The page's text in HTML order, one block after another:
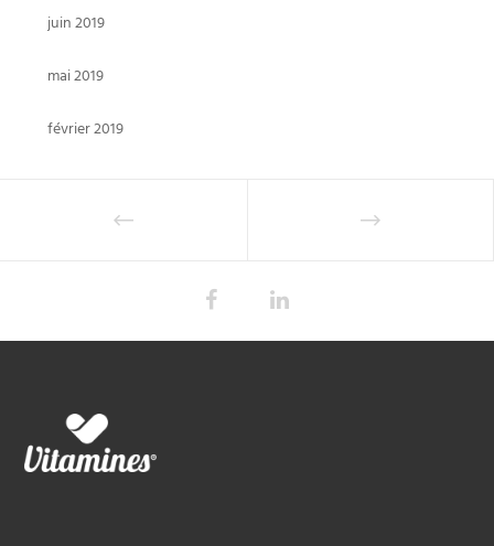
juin 2019
mai 2019
février 2019